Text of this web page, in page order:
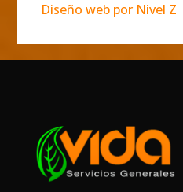
Diseño web por Nivel Z